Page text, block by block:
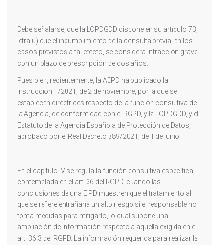
Debe señalarse, que la LOPDGDD dispone en su artículo 73,
letra u) que el incumplimiento de la consulta previa, en los
casos previstos a tal efecto, se considera infracción grave,
con un plazo de prescripción de dos años.
Pues bien, recientemente, la AEPD ha publicado la
Instrucción 1/2021, de 2 de noviembre, por la que se
establecen directrices respecto de la función consultiva de
la Agencia, de conformidad con el RGPD, y la LOPDGDD, y el
Estatuto de la Agencia Española de Protección de Datos,
aprobado por el Real Decreto 389/2021, de 1 de junio.
En el capítulo IV se regula la función consultiva específica,
contemplada en el art. 36 del RGPD, cuando las
conclusiones de una EIPD muestren que el tratamiento al
que se refiere entrañaría un alto riesgo si el responsable no
toma medidas para mitigarlo, lo cual supone una
ampliación de información respecto a aquella exigida en el
art. 36.3 del RGPD. La información requerida para realizar la